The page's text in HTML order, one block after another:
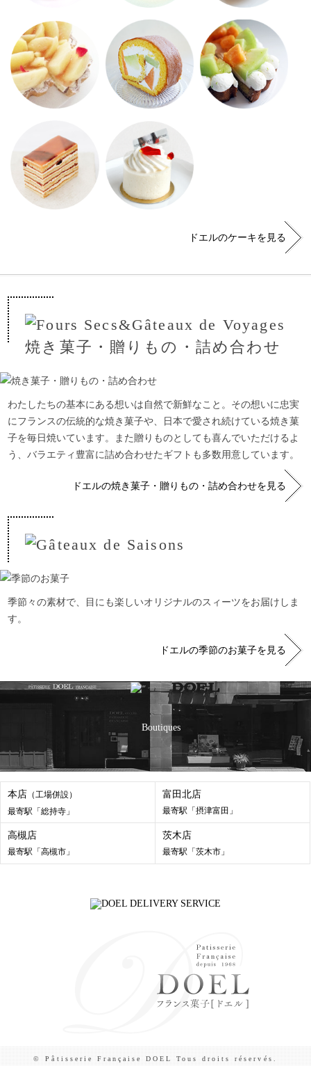
ドエルのケーキを見る
わたしたちの基本にある想いは自然で新鮮なこと。その想いに忠実
にフランスの伝統的な焼き菓子や、日本で愛され続けている焼き菓
子を毎日焼いています。また贈りものとしても喜んでいただけるよ
う、バラエティ豊富に詰め合わせたギフトも多数用意しています。
ドエルの焼き菓子・贈りもの・詰め合わせを見る
季節々の素材で、目にも楽しいオリジナルのスィーツをお届けしま
す。
ドエルの季節のお菓子を見る
本店 （工場併設）
最寄駅「総持寺」
富田北店
最寄駅「摂津富田」
高槻店
最寄駅「高槻市」
茨木店
最寄駅「茨木市」
© Pâtisserie Française DOEL Tous droits réservés.